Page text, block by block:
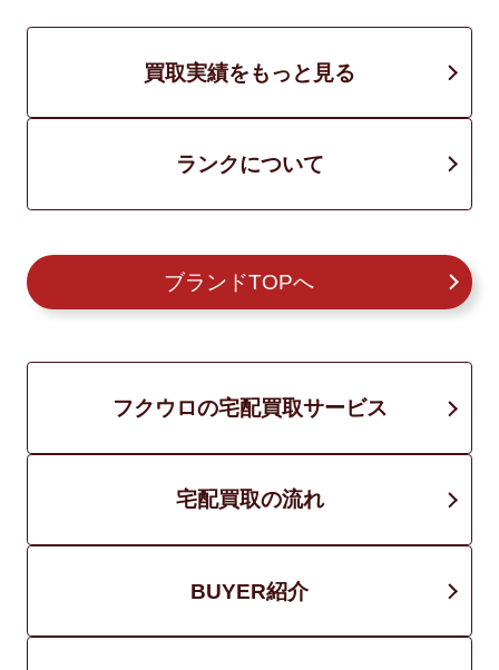
買取実績をもっと見る
ランクについて
ブランドTOPへ
フクウロの宅配買取サービス
宅配買取の流れ
BUYER紹介